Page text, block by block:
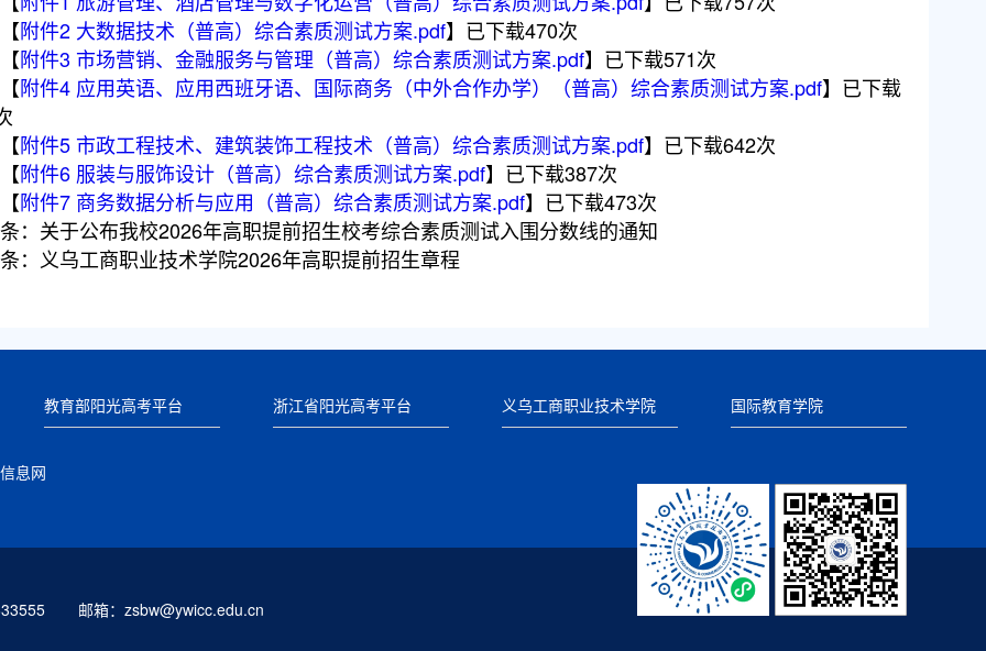
附件2 大数据技术（普高）综合素质测试方案.pdf】已下载470次
附件3 市场营销、金融服务与管理（普高）综合素质测试方案.pdf】已下载571次
附件4 应用英语、应用西班牙语、国际商务（中外合作办学）（普高）综合素质测试方案.pdf】已下载
附件5 市政工程技术、建筑装饰工程技术（普高）综合素质测试方案.pdf】已下载642次
附件6 服装与服饰设计（普高）综合素质测试方案.pdf】已下载387次
附件7 商务数据分析与应用（普高）综合素质测试方案.pdf】已下载473次
： 关于公布我校2026年高职提前招生校考综合素质测试入围分数线的通知
： 义乌工商职业技术学院2026年高职提前招生章程
教育部阳光高考平台 浙江省阳光高考平台 义乌工商职业技术学院 国际教育学院
息网
邮箱：zsbw@ywicc.edu.cn